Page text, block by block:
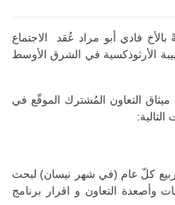
بالأخ فادي أبو مراد عُقد الاجتماع
الأرثوذكسية في الشرق الأوسط
التعاون المُشترك الموقّع في
ربيع كلّ عام (في شهر نيسان) لبحث
وأصعدة التعاون و اقرار برنامج